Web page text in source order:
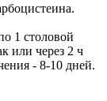
1 столовой
или через 2 ч
- 8-10 дней.